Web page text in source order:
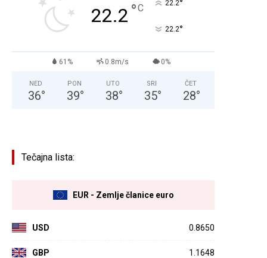
22.2 °C 22.2°
22.2°
61% 0.8m/s 0%
NED
36°
PON
39°
UTO
38°
SRI
35°
ČET
28°
Tečajna lista:
EUR - Zemlje članice euro
USD 0.8650
GBP 1.1648